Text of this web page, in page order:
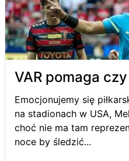
VAR pomaga
Emocjonujemy się
na stadionach w USA,
choć nie ma tam
noce by śledzić...